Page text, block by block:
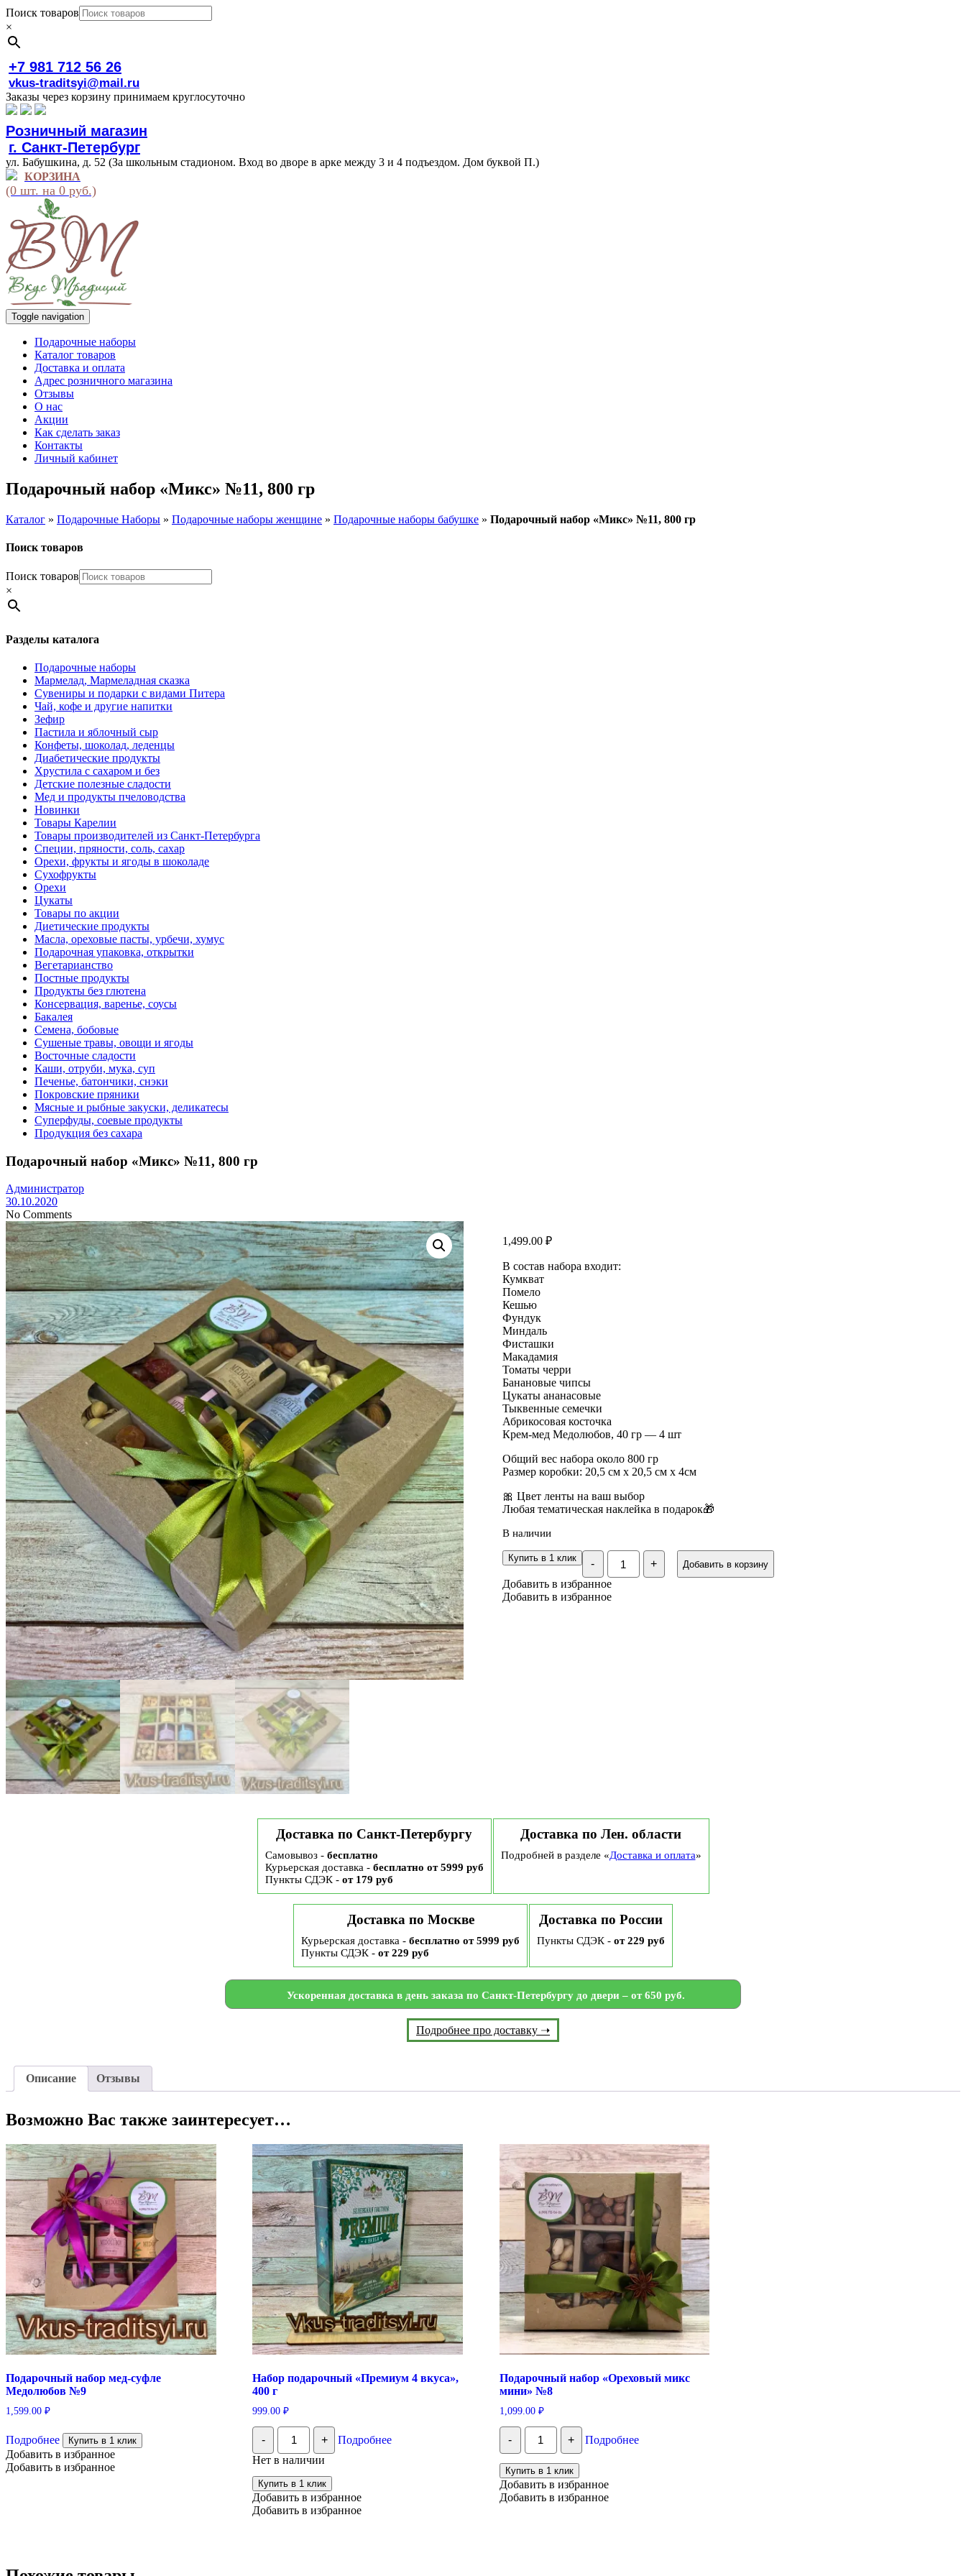
Поиск товаров
×
+7 981 712 56 26
vkus-traditsyi@mail.ru
Заказы через корзину принимаем круглосуточно
Розничный магазин
г. Санкт-Петербург
ул. Бабушкина, д. 52 (За школьным стадионом. Вход во дворе в арке между 3 и 4 подъездом. Дом буквой П.)
КОРЗИНА
(0 шт. на 0 руб.)
Toggle navigation
Подарочные наборы
Каталог товаров
Доставка и оплата
Адрес розничного магазина
Отзывы
О нас
Акции
Как сделать заказ
Контакты
Личный кабинет
Подарочный набор «Микс» №11, 800 гр
Каталог » Подарочные Наборы » Подарочные наборы женщине » Подарочные наборы бабушке » Подарочный набор «Микс» №11, 800 гр
Поиск товаров
Поиск товаров
×
Разделы каталога
Подарочные наборы
Мармелад, Мармеладная сказка
Сувениры и подарки с видами Питера
Чай, кофе и другие напитки
Зефир
Пастила и яблочный сыр
Конфеты, шоколад, леденцы
Диабетические продукты
Хрустила с сахаром и без
Детские полезные сладости
Мед и продукты пчеловодства
Новинки
Товары Карелии
Товары производителей из Санкт-Петербурга
Специи, пряности, соль, сахар
Орехи, фрукты и ягоды в шоколаде
Сухофрукты
Орехи
Цукаты
Товары по акции
Диетические продукты
Масла, ореховые пасты, урбечи, хумус
Подарочная упаковка, открытки
Вегетарианство
Постные продукты
Продукты без глютена
Консервация, варенье, соусы
Бакалея
Семена, бобовые
Сушеные травы, овощи и ягоды
Восточные сладости
Каши, отруби, мука, суп
Печенье, батончики, снэки
Покровские пряники
Мясные и рыбные закуски, деликатесы
Суперфуды, соевые продукты
Продукция без сахара
Подарочный набор «Микс» №11, 800 гр
Администратор
30.10.2020
No Comments
1,499.00 ₽
В состав набора входит:
Кумкват
Помело
Кешью
Фундук
Миндаль
Фисташки
Макадамия
Томаты черри
Банановые чипсы
Цукаты ананасовые
Тыквенные семечки
Абрикосовая косточка
Крем-мед Медолюбов, 40 гр — 4 шт
Общий вес набора около 800 гр
Размер коробки: 20,5 см х 20,5 см х 4см
🎀 Цвет ленты на ваш выбор
Любая тематическая наклейка в подарок🎁
В наличии
-
Количество
Подарочный
набор
«Микс»
№11,
+ Добавить в корзину
Купить в 1 клик
Добавить в избранное
Добавить в избранное
Доставка по Санкт-Петербургу
Самовывоз - бесплатно
Курьерская доставка - бесплатно от 5999 руб
Пункты СДЭК - от 179 руб
Доставка по Лен. области
Подробней в разделе «Доставка и оплата»
Доставка по Москве
Курьерская доставка - бесплатно от 5999 руб
Пункты СДЭК - от 229 руб
Доставка по России
Пункты СДЭК - от 229 руб
Ускоренная доставка в день заказа по Санкт-Петербургу до двери – от 650 руб.
Подробнее про доставку ➝
Описание Отзывы
Возможно Вас также заинтересует…
Подарочный набор мед-суфле
Медолюбов №9
1,599.00 ₽
Подробнее Купить в 1 клик
Добавить в избранное
Добавить в избранное
Набор подарочный «Премиум 4 вкуса»,
400 г
999.00₽
-
Количество
Набор
подарочный
"Премиум
4
вкуса",
400
г
+
Подробнее
Нет в наличии
Купить в 1 клик
Добавить в избранное
Добавить в избранное
Подарочный набор «Ореховый микс
мини» №8
1,099.00 ₽
-
Количество
Подарочный
набор
"Ореховый
микс
мини"
№8
+ Подробнее
Купить в 1 клик
Добавить в избранное
Добавить в избранное